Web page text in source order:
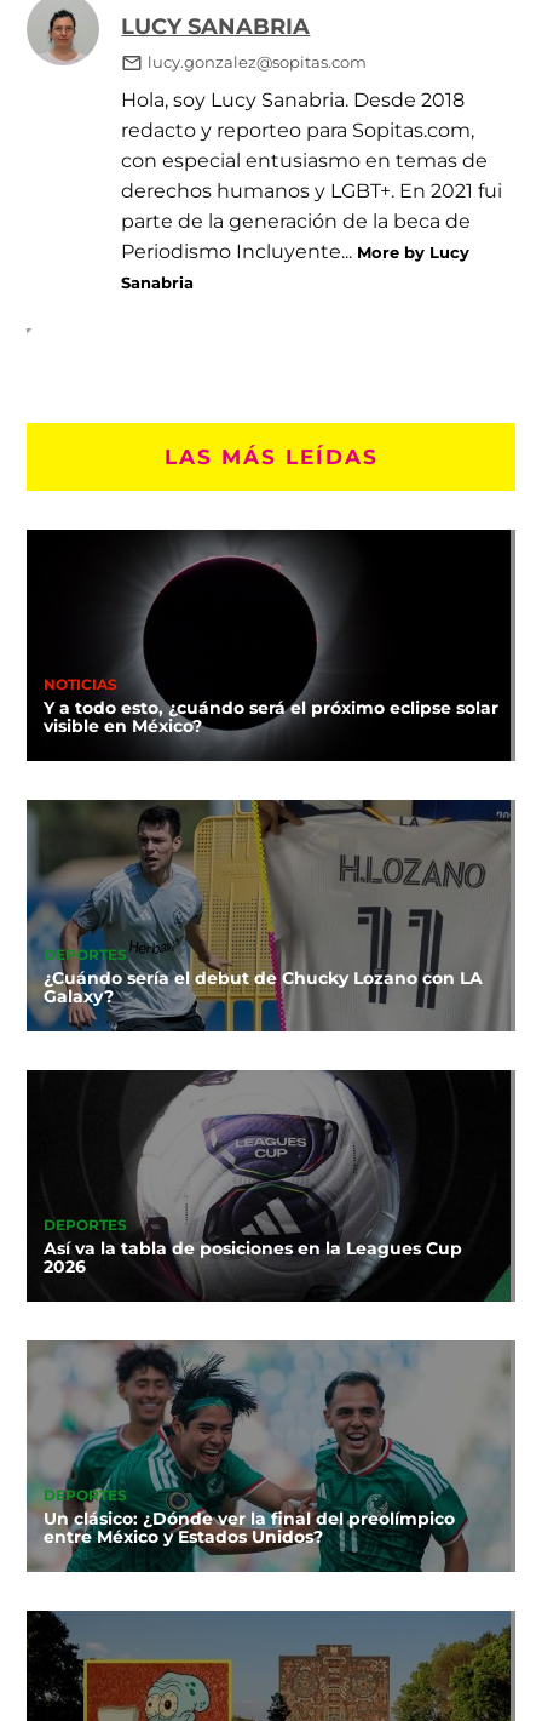
LUCY SANABRIA
lucy.gonzalez@sopitas.com
Hola, soy Lucy Sanabria. Desde 2018
redacto y reporteo para Sopitas.com,
con especial entusiasmo en temas de
derechos humanos y LGBT+. En 2021 fui
parte de la generación de la beca de
Periodismo Incluyente... More by Lucy
Sanabria
LAS MÁS LEÍDAS
NOTICIAS
Y a todo esto, ¿cuándo será el próximo eclipse solar
visible en México?
DEPORTES
¿Cuándo sería el debut de Chucky Lozano con LA
Galaxy?
DEPORTES
Así va la tabla de posiciones en la Leagues Cup
2026
DEPORTES
Un clásico: ¿Dónde ver la final del preolímpico
entre México y Estados Unidos?